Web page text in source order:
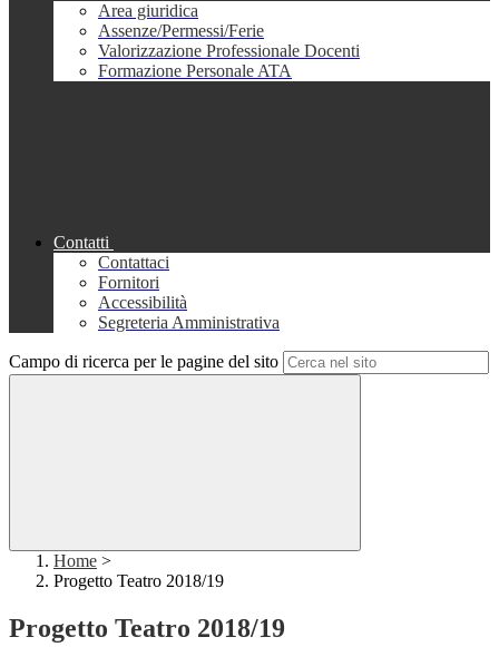
Area giuridica
Assenze/Permessi/Ferie
Valorizzazione Professionale Docenti
Formazione Personale ATA
Contatti
Contattaci
Fornitori
Accessibilità
Segreteria Amministrativa
Campo di ricerca per le pagine del sito
Home >
Progetto Teatro 2018/19
Progetto Teatro 2018/19